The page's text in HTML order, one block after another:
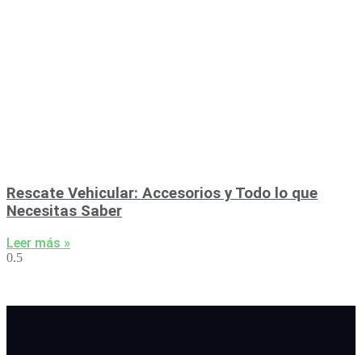
Rescate Vehicular: Accesorios y Todo lo que
Necesitas Saber
Leer más »